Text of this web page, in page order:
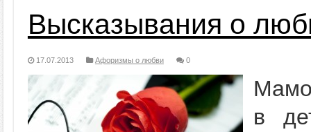
Высказывания о
17.07.2013 Афоризмы о любви 0
в